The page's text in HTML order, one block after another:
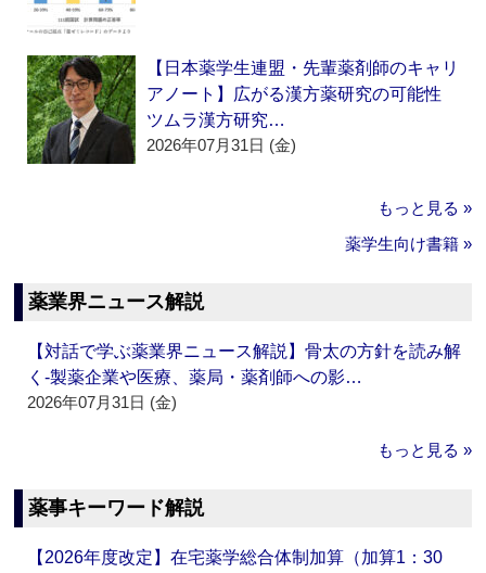
【日本薬学生連盟・先輩薬剤師のキャリ
アノート】広がる漢方薬研究の可能性
ツムラ漢方研究…
2026年07月31日 (金)
もっと見る »
薬学生向け書籍 »
薬業界ニュース解説
【対話で学ぶ薬業界ニュース解説】骨太の方針を読み解
く‐製薬企業や医療、薬局・薬剤師への影…
2026年07月31日 (金)
もっと見る »
薬事キーワード解説
【2026年度改定】在宅薬学総合体制加算（加算1：30